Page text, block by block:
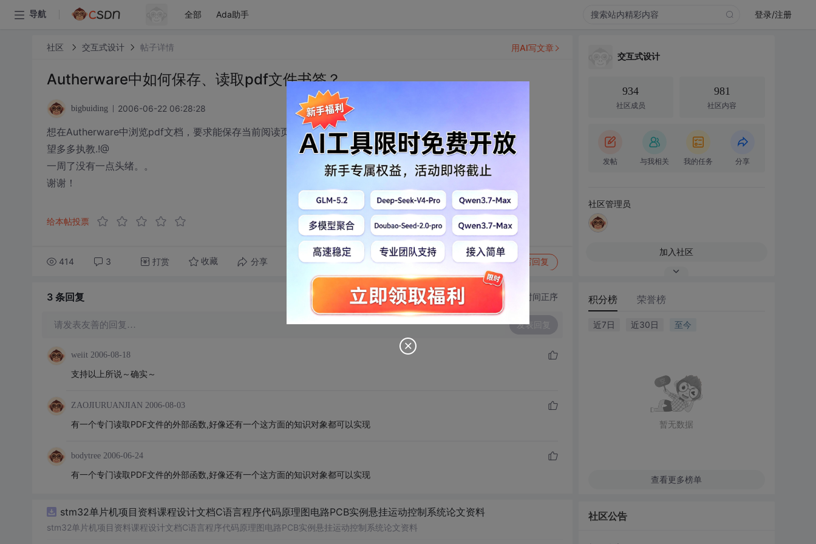
导航 全部 Ada助手 登录/注册
社区 交互式设计 帖子详情
Autherware中如何保存、读取pdf文件书签？
bigbuiding 2006-06-22 06:28:28
想在Autherware中浏览pdf文档，要求能保存当前阅读页数，下次打开时可以读取上次书签。。
望多多执教.!@
一周了没有一点头绪。。
谢谢！
给本帖投票
414 3 打赏 收藏 分享 转发到动态 举报 写回复
用AI写文章
3 条回复 切换为时间正序
请发表友善的回复… 发表回复
weiit 2006-08-18
支持以上所说～确实～
ZAOJIURUANJIAN 2006-08-03
有一个专门读取PDF文件的外部函数,好像还有一个这方面的知识对象都可以实现
bodytree 2006-06-24
有一个专门读取PDF文件的外部函数,好像还有一个这方面的知识对象都可以实现
stm32单片机项目资料课程设计文档C语言程序代码原理图电路PCB实例悬挂运动控制系统论文资料
stm32单片机项目资料课程设计文档C语言程序代码原理图电路PCB实例悬挂运动控制系统论文资料
交互式设计
934
社区成员
981
社区内容
发帖 与我相关 我的任务 分享
社区管理员
加入社区
积分榜 荣誉榜
近7日 近30日 至今
暂无数据
查看更多榜单
社区公告